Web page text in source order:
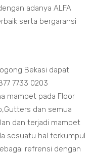
adanya ALFA
serta bergaransi
Bekasi dapat
7733 0203
mampet pada Floor
dan semua
dan terjadi mampet
sesuatu hal terkumpul
refrensi dengan